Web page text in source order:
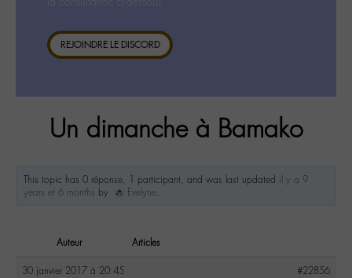
REJOINDRE LE DISCORD
Un dimanche à Bamako
This topic has 0 réponse, 1 participant, and was last updated il y a 9
years et 6 months by Evelyne.
Auteur Articles
30 janvier 2017 à 20:45 #22856